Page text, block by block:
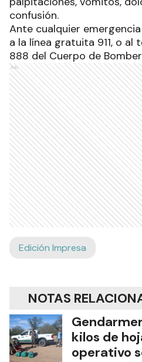
confusión.
Ante cualquier
a la línea gratuita 911, o
888 del Cuerpo de
Ads
Edición Impresa
NOTAS
kilos de
operativo